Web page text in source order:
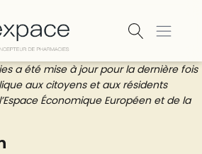
a été mise à jour pour la dernière fois
aux citoyens et aux résidents
Économique Européen et de la